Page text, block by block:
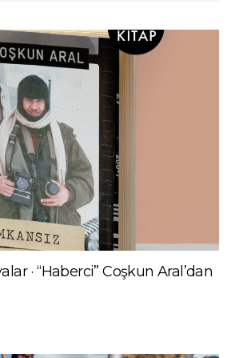
· “Haberci” Coşkun Aral’dan